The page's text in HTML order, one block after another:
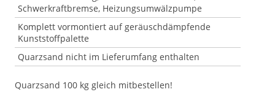
Schwerkraftbremse, Heizungsumwälzpumpe
Komplett vormontiert auf geräuschdämpfende
Kunststoffpalette
Quarzsand nicht im Lieferumfang enthalten
Quarzsand 100 kg gleich mitbestellen!